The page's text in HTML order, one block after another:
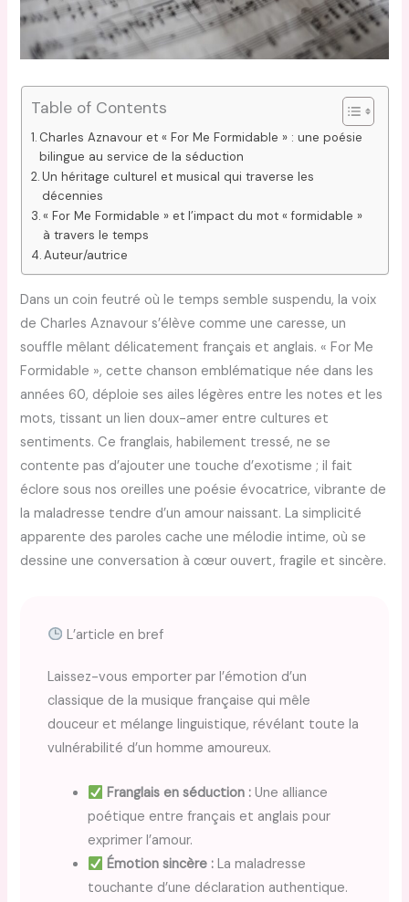
Table of Contents
Charles Aznavour et « For Me Formidable » : une poésie
bilingue au service de la séduction
Un héritage culturel et musical qui traverse les
décennies
« For Me Formidable » et l’impact du mot « formidable »
à travers le temps
Auteur/autrice
Dans un coin feutré où le temps semble suspendu, la voix
de Charles Aznavour s’élève comme une caresse, un
souffle mêlant délicatement français et anglais. « For Me
Formidable », cette chanson emblématique née dans les
années 60, déploie ses ailes légères entre les notes et les
mots, tissant un lien doux-amer entre cultures et
sentiments. Ce franglais, habilement tressé, ne se
contente pas d’ajouter une touche d’exotisme ; il fait
éclore sous nos oreilles une poésie évocatrice, vibrante de
la maladresse tendre d’un amour naissant. La simplicité
apparente des paroles cache une mélodie intime, où se
dessine une conversation à cœur ouvert, fragile et sincère.
L’article en bref
Laissez-vous emporter par l’émotion d’un
classique de la musique française qui mêle
douceur et mélange linguistique, révélant toute la
vulnérabilité d’un homme amoureux.
Franglais en séduction :Une alliance
poétique entre français et anglais pour
exprimer l’amour.
Émotion sincère :La maladresse
touchante d’une déclaration authentique.